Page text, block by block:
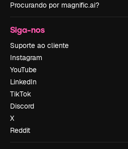
Procurando por magnific.ai?
Siga-nos
Suporte ao cliente
Instagram
YouTube
LinkedIn
TikTok
Discord
X
Reddit